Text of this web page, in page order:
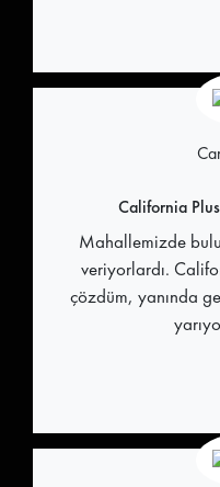
California
Mahallemizde
veriyorlardı.
çözdüm, yanında